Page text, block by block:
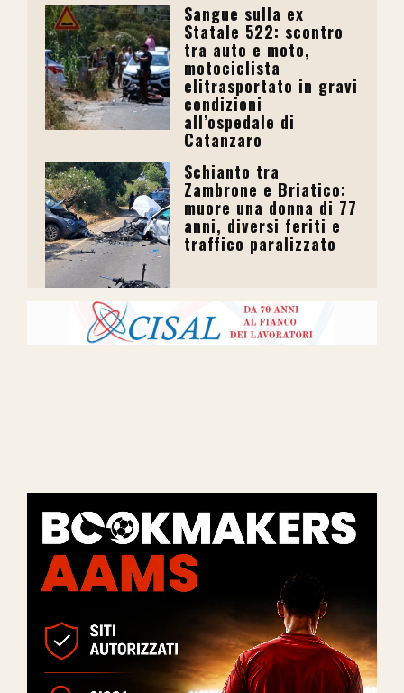
Sangue sulla ex
Statale 522: scontro
tra auto e moto,
motociclista
elitrasportato in gravi
condizioni
all’ospedale di
Catanzaro
Schianto tra
Zambrone e Briatico:
muore una donna di 77
anni, diversi feriti e
traffico paralizzato